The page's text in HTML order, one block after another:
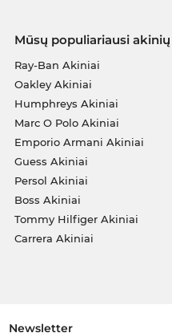
Mūsų populiariausi
Ray-Ban Akiniai
Oakley Akiniai
Humphreys Akiniai
Marc O Polo Akiniai
Emporio Armani Akiniai
Guess Akiniai
Persol Akiniai
Boss Akiniai
Tommy Hilfiger Akiniai
Carrera Akiniai
Newsletter